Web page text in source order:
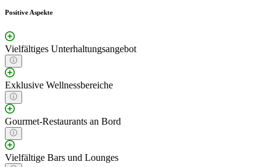
Positive Aspekte
Vielfältiges Unterhaltungsangebot
Exklusive Wellnessbereiche
Gourmet-Restaurants an Bord
Vielfältige Bars und Lounges